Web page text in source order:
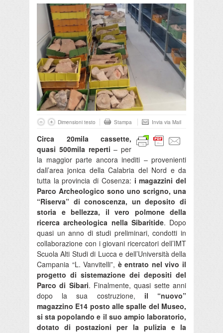
Dimensioni testo Stampa Invia via Mail
Circa 20mila cassette,
quasi 500mila reperti – per
la maggior parte ancora inediti – provenienti
dall’area jonica della Calabria del Nord e da
tutta la provincia di Cosenza: i magazzini del
Parco Archeologico sono uno scrigno, una
“Riserva” di conoscenza, un deposito di
storia e bellezza, il vero polmone della
ricerca archeologica nella Sibaritide. Dopo
quasi un anno di studi preliminari, condotti in
collaborazione con i giovani ricercatori dell’IMT
Scuola Alti Studi di Lucca e dell’Università della
Campania “L. Vanvitelli”, è entrato nel vivo il
progetto di sistemazione dei depositi del
Parco di Sibari. Finalmente, quasi sette anni
dopo la sua costruzione, il “nuovo”
magazzino E14 posto alle spalle del Museo,
si sta popolando e il suo ampio laboratorio,
dotato di postazioni per la pulizia e la